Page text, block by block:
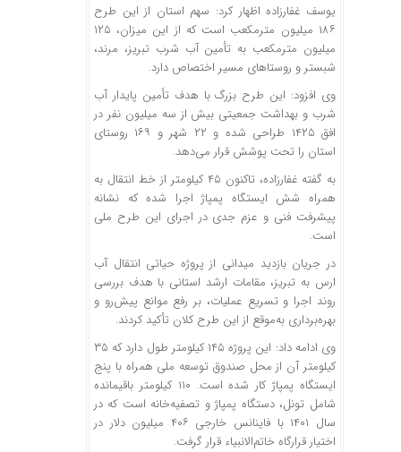
یوسف غفارزاده اظهار کرد: سهم استان از این طرح
۱۸۶ میلیون مترمکعب است که از این میزان، ۱۲۵
میلیون مترمکعب به تأمین آب شرب تبریز، مرند،
شبستر و روستاهای مسیر اختصاص دارد.
وی افزود: این طرح بزرگ با هدف تأمین پایدار آب
شرب و بهداشت جمعیتی بیش از سه میلیون نفر در
افق ۱۴۲۵ طراحی شده و ۲۲ شهر و ۱۶۹ روستای
استان را تحت پوشش قرار می‌دهد.
به گفته غفارزاده، تاکنون ۴۵ کیلومتر از خط انتقال به
همراه شش ایستگاه پمپاژ اجرا شده که نشانه
پیشرفت فنی و عزم جدی در اجرای این طرح ملی
است.
در جریان بازدید میدانی از پروژه حیاتی انتقال آب
ارس به تبریز، مقامات ارشد استانی با هدف بررسی
روند اجرا و تسریع عملیات، بر رفع موانع پیش‌رو و
بهره‌برداری به‌موقع از این طرح کلان تأکید کردند.
وی ادامه داد: این پروژه ۱۴۵ کیلومتر طول دارد که ۳۵
کیلومتر آن از محل صندوق توسعه ملی همراه با پنج
ایستگاه پمپاژ کار شده است. ۱۱۰ کیلومتر باقیمانده
شامل تونل، دستگاه پمپاژ و تصفیه‌خانه است که در
سال ۱۴۰۱ با فاینانس خارجی ۴۰۶ میلیون دلار در
اختیار قرارگاه خاتم‌الانبیاء قرار گرفت.